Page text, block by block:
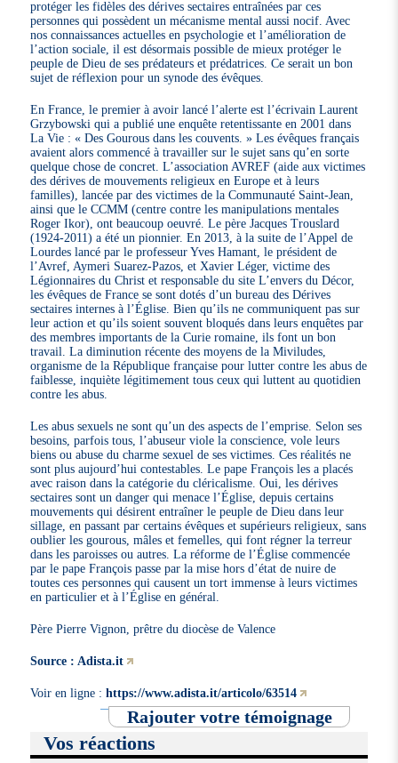
protéger les fidèles des dérives sectaires entraînées par ces
personnes qui possèdent un mécanisme mental aussi nocif. Avec
nos connaissances actuelles en psychologie et l’amélioration de
l’action sociale, il est désormais possible de mieux protéger le
peuple de Dieu de ses prédateurs et prédatrices. Ce serait un bon
sujet de réflexion pour un synode des évêques.
En France, le premier à avoir lancé l’alerte est l’écrivain Laurent
Grzybowski qui a publié une enquête retentissante en 2001 dans
La Vie : « Des Gourous dans les couvents. » Les évêques français
avaient alors commencé à travailler sur le sujet sans qu’en sorte
quelque chose de concret. L’association AVREF (aide aux victimes
des dérives de mouvements religieux en Europe et à leurs
familles), lancée par des victimes de la Communauté Saint-Jean,
ainsi que le CCMM (centre contre les manipulations mentales
Roger Ikor), ont beaucoup oeuvré. Le père Jacques Trouslard
(1924-2011) a été un pionnier. En 2013, à la suite de l’Appel de
Lourdes lancé par le professeur Yves Hamant, le président de
l’Avref, Aymeri Suarez-Pazos, et Xavier Léger, victime des
Légionnaires du Christ et responsable du site L’envers du Décor,
les évêques de France se sont dotés d’un bureau des Dérives
sectaires internes à l’Église. Bien qu’ils ne communiquent pas sur
leur action et qu’ils soient souvent bloqués dans leurs enquêtes par
des membres importants de la Curie romaine, ils font un bon
travail. La diminution récente des moyens de la Miviludes,
organisme de la République française pour lutter contre les abus de
faiblesse, inquiète légitimement tous ceux qui luttent au quotidien
contre les abus.
Les abus sexuels ne sont qu’un des aspects de l’emprise. Selon ses
besoins, parfois tous, l’abuseur viole la conscience, vole leurs
biens ou abuse du charme sexuel de ses victimes. Ces réalités ne
sont plus aujourd’hui contestables. Le pape François les a placés
avec raison dans la catégorie du cléricalisme. Oui, les dérives
sectaires sont un danger qui menace l’Église, depuis certains
mouvements qui désirent entraîner le peuple de Dieu dans leur
sillage, en passant par certains évêques et supérieurs religieux, sans
oublier les gourous, mâles et femelles, qui font régner la terreur
dans les paroisses ou autres. La réforme de l’Église commencée
par le pape François passe par la mise hors d’état de nuire de
toutes ces personnes qui causent un tort immense à leurs victimes
en particulier et à l’Église en général.
Père Pierre Vignon, prêtre du diocèse de Valence
Source : Adista.it
Voir en ligne :https://www.adista.it/articolo/63514
Rajouter votre témoignage
Vos réactions